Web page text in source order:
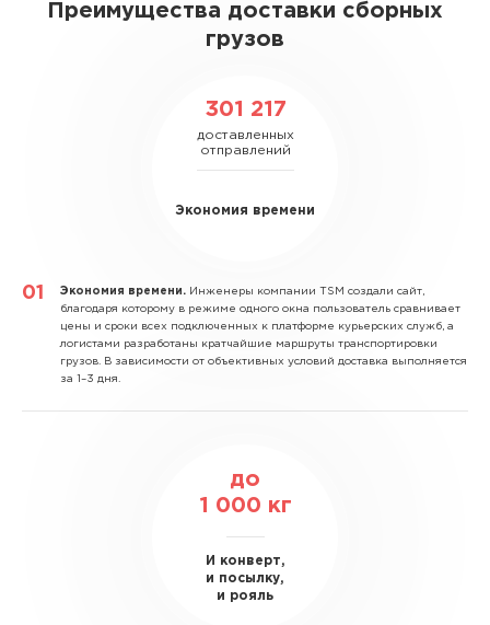
Преимущества доставки сборных
грузов
301 217
доставленных
отправлений
Экономия времени
Экономия времени. Инженеры компании TSM создали сайт,
благодаря которому в режиме одного окна пользователь сравнивает
цены и сроки всех подключенных к платформе курьерских служб, а
логистами разработаны кратчайшие маршруты транспортировки
грузов. В зависимости от объективных условий доставка выполняется
за 1–3 дня.
до
1 000 кг
И конверт,
и посылку,
и рояль